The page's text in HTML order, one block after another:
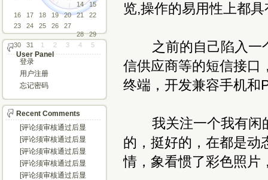
览,操作的易用性上都
之前的自己陷入一个
信供应商等的短信接口
终端，开发兼容手机和
我关注一个我有闲的
的，挺好的，在都是动
情，象看惯了彩色照片
14
15
16
17 18 19 20 21
22
23
24 25 26
27
28
29
30
31 1 2 3 4 5
User Panel
登录
用户注册
忘记密码
Recent Comments
[评论须审核通过后显
示...]
[评论须审核通过后显
示...]
[评论须审核通过后显
示...]
[评论须审核通过后显
示...]
[评论须审核通过后显